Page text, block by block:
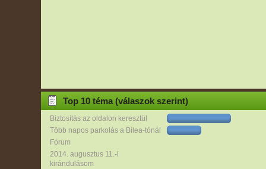
Top 10 téma (válaszok szerint)
Biztosítás az oldalon keresztül
Több napos parkolás a Bilea-tónál
Fórum
2014. augusztus 11.-i
kirándulásom